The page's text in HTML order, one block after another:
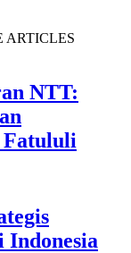
ARTICLES
NTT:
Fatululi
Indonesia